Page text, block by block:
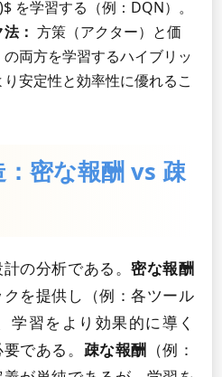
を学習する（例：DQN）。
： 方策（アクター）と価
両方を学習するハイブリッ
安定性と効率性に優れるこ
密な報酬 vs 疎
の分析である。密な報酬
を提供し（例：各ツール
学習をより効果的に導く
である。 疎な報酬 （例：